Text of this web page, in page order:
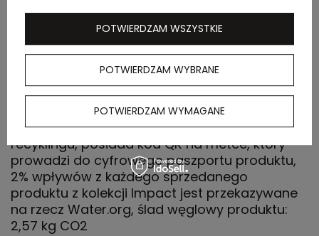
OPIS
Koszulka dziecięca, regularny krój, okrągły
dekolt, krótkie rękawy, wykonana w 30% z
bawełny z recyklingu i w 70% z bawełny
organicznej o gramaturze 160 g/m2, posiada
wbudowany znacznik AWARE™, który
potwierdza wykorzystanie materiałów z
recyklingu, posiada kod QR na metce, który
prowadzi do cyfrowego paszportu produktu,
2% wpływów z każdego sprzedanego
produktu z kolekcji Impact jest przekazywane
na rzecz Water.org, ślad węglowy produktu:
2,57 kg CO2
POTWIERDZAM WYBRANE
POTWIERDZAM WYMAGANE
POTWIERDZAM WSZYSTKIE